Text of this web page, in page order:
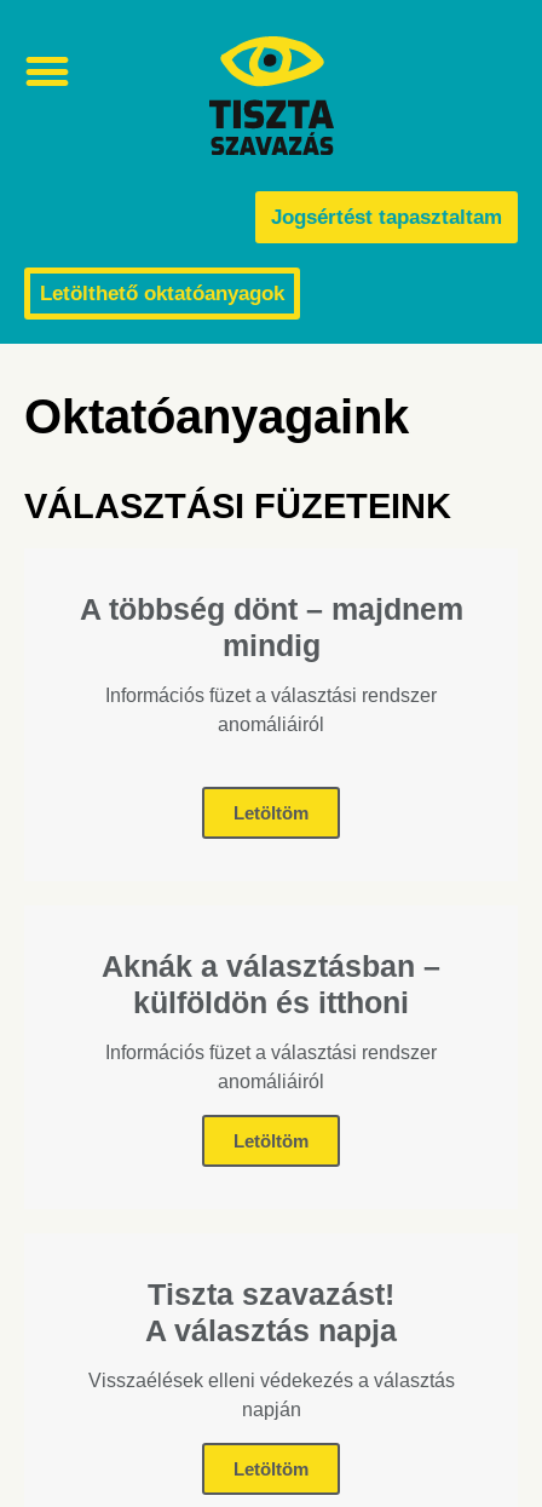
Jogsértést tapasztaltam
Letölthető oktatóanyagok
Oktatóanyagaink
VÁLASZTÁSI FÜZETEINK
A többség dönt – majdnem
mindig
Információs füzet a választási rendszer
anomáliáiról
Letöltöm
Aknák a választásban –
külföldön és itthoni
Információs füzet a választási rendszer
anomáliáiról
Letöltöm
Tiszta szavazást!
A választás napja
Visszaélések elleni védekezés a választás
napján
Letöltöm